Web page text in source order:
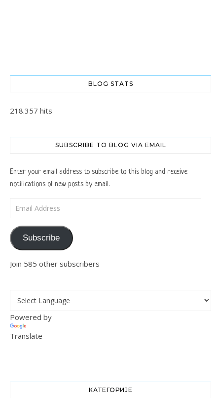
BLOG STATS
218.357 hits
SUBSCRIBE TO BLOG VIA EMAIL
Enter your email address to subscribe to this blog and receive
notifications of new posts by email.
Subscribe
Join 585 other subscribers
Powered by
Translate
КАТЕГОРИЈЕ